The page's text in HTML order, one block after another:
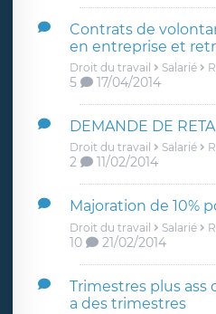
Contrats de
en entreprise et
Droit du travail Salarié
5 17/04/2014
DEMANDE DE
Droit du travail Salarié
2 11/02/2014
Majoration de 10%
Droit du travail Salarié
10 21/02/2014
Trimestres plus ass
a des trimestres